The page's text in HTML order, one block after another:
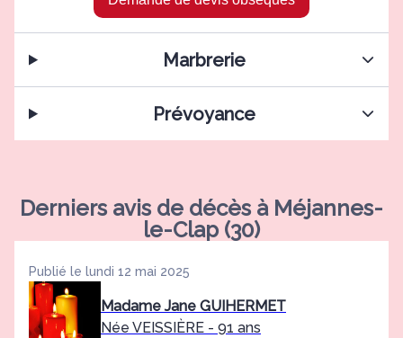
Marbrerie
Prévoyance
Derniers avis de décès à Méjannes-
le-Clap (30)
Publié le lundi 12 mai 2025
Madame Jane GUIHERMET
Née VEISSIÈRE - 91 ans